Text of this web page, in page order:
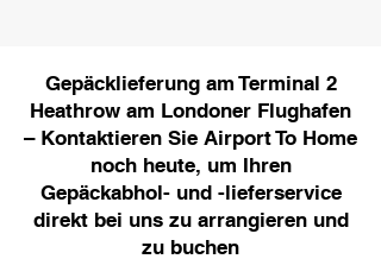
Gepäcklieferung am Terminal 2
Heathrow am Londoner Flughafen
– Kontaktieren Sie Airport To Home
noch heute, um Ihren
Gepäckabhol- und -lieferservice
direkt bei uns zu arrangieren und
zu buchen